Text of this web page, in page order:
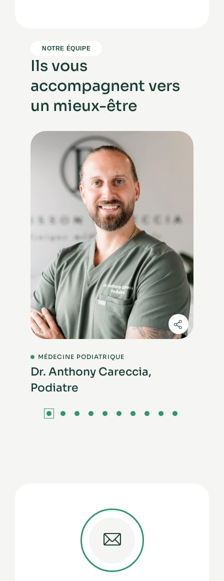
NOTRE ÉQUIPE
Ils vous
accompagnent vers
un mieux-être
MÉDECINE PODIATRIQUE
Dr. Anthony Careccia,
Podiatre